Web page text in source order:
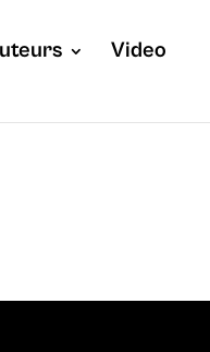
Video